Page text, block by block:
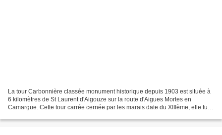
La tour Carbonnière classée monument historique depuis 1903 est située à
6 kilomètres de St Laurent d'Aigouze sur la route d'Aigues Mortes en
Camargue. Cette tour carrée cernée par les marais date du XIIIème, elle fut